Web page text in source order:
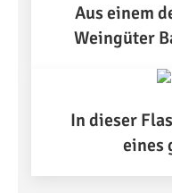
Aus einem
Weingüter
In dieser
eines